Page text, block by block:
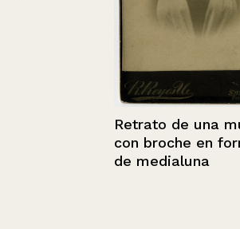
Retrato de una mujer
con broche en forma
de medialuna